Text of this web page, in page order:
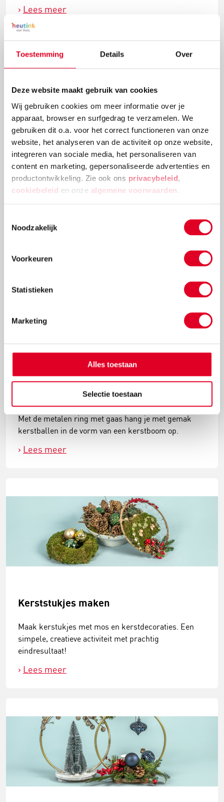
Toestemming Details Over
Deze website maakt gebruik van cookies
Wij gebruiken cookies om meer informatie over je
apparaat, browser en surfgedrag te verzamelen. We
gebruiken dit o.a. voor het correct functioneren van onze
website, het analyseren van de activiteit op onze website,
integreren van sociale media, het personaliseren van
content en marketing, gepersonaliseerde advertenties en
productontwikkeling. Zie ook ons privacybeleid
cookiebeleid en onze algemene voorwaarden
Noodzakelijk
Voorkeuren
Statistieken
Marketing
Alles toestaan
Selectie toestaan
Lees meer
Knutselidee: kerstballenboom maken
Deze kerstballenboom is een echte eyecatcher! Plak
kerstballenboom ontstaat!
Knutselidee: kersthanger met ballen
Met de metalen ring met gaas hang je met gemak
kerstballen in de vorm van een kerstboom op.
Lees meer
Kerststukjes maken
Maak kerstukjes met mos en kerstdecoraties. Een
simpele, creatieve activiteit met prachtig
eindresultaat!
Lees meer